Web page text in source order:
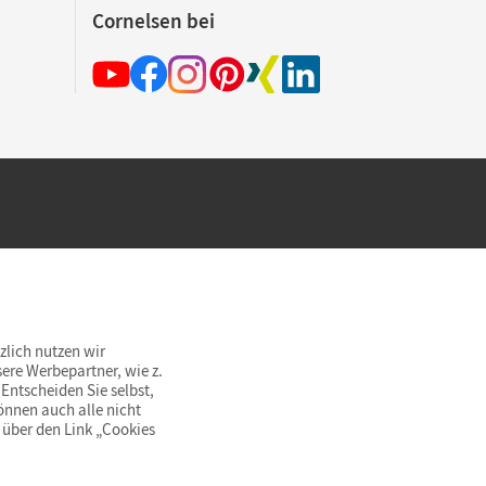
Cornelsen bei
innerhalb Deutschlands
nutzen wir
Werbepartner, wie z.
Sie selbst,
auch alle nicht
den Link „Cookies